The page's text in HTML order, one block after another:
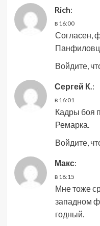
Rich:
в 16:00
Согласен,
Войдите,
Сергей К. :
в 16:01
Кадры боя
Ремарка.
Войдите,
Макс:
в 18:15
Мне тоже
западном
годный.